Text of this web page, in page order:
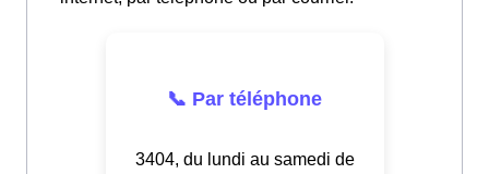
📞 Par téléphone
3404, du lundi au samedi de